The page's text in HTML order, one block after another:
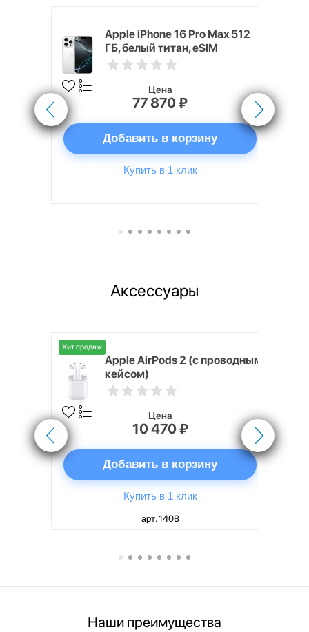
Apple iPhone 16 Pro Max 512
ГБ, белый титан, eSIM
Цена
77 870 ₽
Добавить в корзину
Купить в 1 клик
Аксессуары
Хит продаж
Apple AirPods 2 (с проводным
кейсом)
Цена
10 470 ₽
Добавить в корзину
Купить в 1 клик
арт. 1408
Наши преимущества